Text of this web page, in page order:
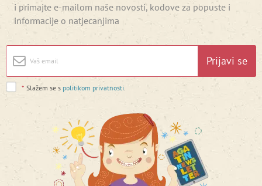
i primajte e-mailom naše novosti, kodove za popuste i
informacije o natjecanjima
Prijavi se
* Slažem se s politikom privatnosti